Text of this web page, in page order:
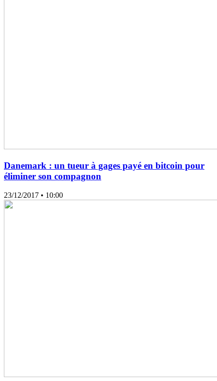
Danemark : un tueur à gages payé en bitcoin pour
éliminer son compagnon
23/12/2017 • 10:00